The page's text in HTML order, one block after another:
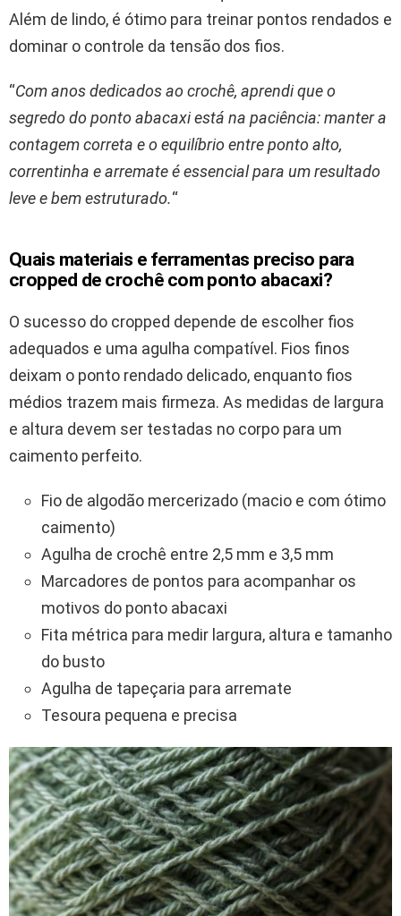
Além de lindo, é ótimo para treinar pontos rendados e
dominar o controle da tensão dos fios.
“Com anos dedicados ao crochê, aprendi que o
segredo do ponto abacaxi está na paciência: manter a
contagem correta e o equilíbrio entre ponto alto,
correntinha e arremate é essencial para um resultado
leve e bem estruturado.“
Quais materiais e ferramentas preciso para
cropped de crochê com ponto abacaxi?
O sucesso do cropped depende de escolher fios
adequados e uma agulha compatível. Fios finos
deixam o ponto rendado delicado, enquanto fios
médios trazem mais firmeza. As medidas de largura
e altura devem ser testadas no corpo para um
caimento perfeito.
Fio de algodão mercerizado (macio e com ótimo
caimento)
Agulha de crochê entre 2,5 mm e 3,5 mm
Marcadores de pontos para acompanhar os
motivos do ponto abacaxi
Fita métrica para medir largura, altura e tamanho
do busto
Agulha de tapeçaria para arremate
Tesoura pequena e precisa